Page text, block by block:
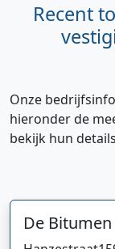
Recent
Onze
hieronder de
bekijk hun
De